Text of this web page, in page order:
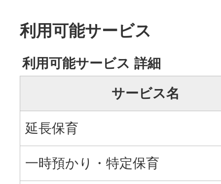
利用可能サービス
利用可能サービス 詳細
サービス名
延長保育
一時預かり・特定保育